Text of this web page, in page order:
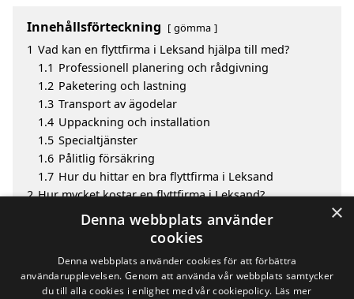
Innehållsförteckning gömma
1 Vad kan en flyttfirma i Leksand hjälpa till med?
1.1 Professionell planering och rådgivning
1.2 Paketering och lastning
1.3 Transport av ägodelar
1.4 Uppackning och installation
1.5 Specialtjänster
1.6 Pålitlig försäkring
1.7 Hur du hittar en bra flyttfirma i Leksand
2 Hur mycket kostar en flyttfirma i Leksand?
Fördelar med att välja flyttfirma i Leksand
Sök efter en skicklig flyttfirma i de omgivande
×
Denna webbplats använder
cookies
Denna webbplats använder cookies för att förbättra
användarupplevelsen. Genom att använda vår webbplats samtycker
du till alla cookies i enlighet med vår cookiepolicy. Läs mer